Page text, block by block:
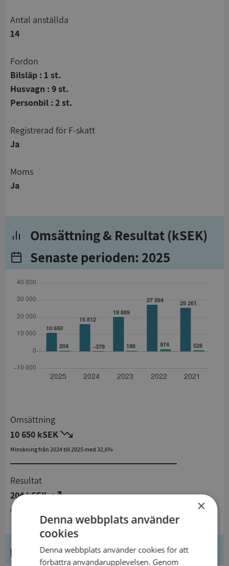
Antal anställda
14
Fordon
Bilsläp : 1 st.
Husvagn : 9 st.
Personbil : 2 st.
registrerad för F-skatt
Ja
Moms
Ja
Omsättning & Resultat (kSEK)
Senaste perioden: 2025
Omsättning
10 650 kSEK
Minskning från 2024 till 2025 med 32,6%
Resultat
204 kSEK
Ökning från 2024 till 2025
Kontaktuppgifter
×
Denna webbplats använder
cookies
Denna webbplats använder cookies för att
förbättra användarupplevelsen. Genom